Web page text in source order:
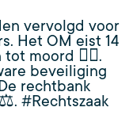
vervolgd voor
Het OM eist 14
tot moord 🕵️‍♂️.
beveiliging
rechtbank
#Rechtszaak